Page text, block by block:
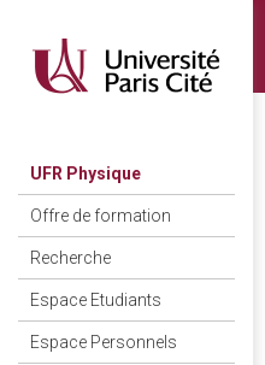
contenido
principal
UFR Physique
Offre de formation
Recherche
Espace Etudiants
Espace Personnels